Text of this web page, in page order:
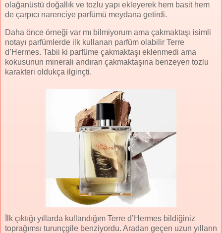
olağanüstü doğallık ve tozlu yapı ekleyerek hem basit hem
de çarpıcı narenciye parfümü meydana getirdi.
Daha önce örneği var mı bilmiyorum ama çakmaktaşı isimli
notayı parfümlerde ilk kullanan parfüm olabilir Terre
d’Hermes. Tabii ki parfüme çakmaktaşı eklenmedi ama
kokusunun minerali andıran çakmaktaşına benzeyen tozlu
karakteri oldukça ilginçti.
İlk çıktığı yıllarda kullandığım Terre d’Hermes bildiğiniz
toprağımsı turunçgile benziyordu. Aradan geçen uzun yılların